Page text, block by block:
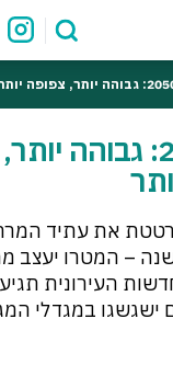
ישראל 2050: גבוהה
את עתיד
בעוד 25 שנה –
העירונית
ישגשגו במגדלי